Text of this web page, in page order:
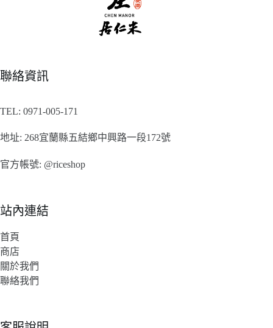
聯絡資訊
TEL: 0971-005-171
地址: 268宜蘭縣五結鄉中興路一段172號
官方帳號: @riceshop
站內連結
首頁
商店
關於我們
聯絡我們